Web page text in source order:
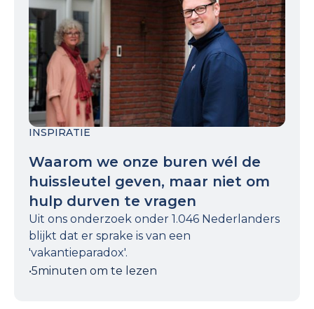
INSPIRATIE
Waarom we onze buren wél de
huissleutel geven, maar niet om
hulp durven te vragen
Uit ons onderzoek onder 1.046 Nederlanders
blijkt dat er sprake is van een
'vakantieparadox'.
•5minuten om te lezen